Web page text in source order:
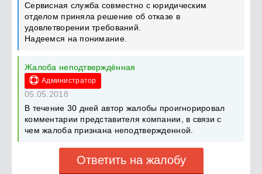
Сервисная служба совместно с юридическим
отделом приняла решение об отказе в
удовлетворении требований.
Надеемся на понимание.
Жалоба неподтверждённая
Администратор
05.05.2018
В течение 30 дней автор жалобы проигнорировал
комментарии представителя компании, в связи с
чем жалоба признана неподтвержденной.
Ответить на жалобу